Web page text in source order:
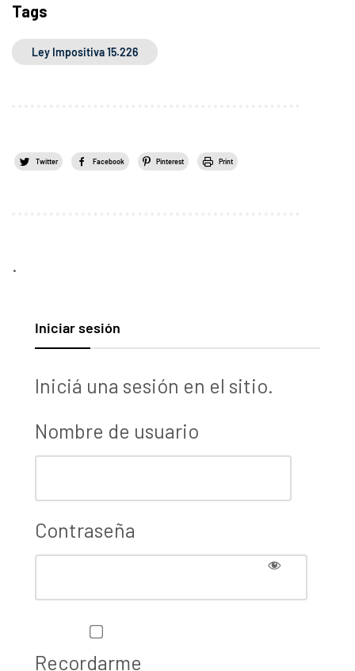
Tags
Ley Impositiva 15.226
Twitter Facebook Pinterest Print
.
Iniciar sesión
Iniciá una sesión en el sitio.
Nombre de usuario
Contraseña
Recordarme